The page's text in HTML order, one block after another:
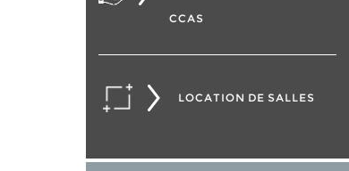
CCAS
LOCATION DE SALLES